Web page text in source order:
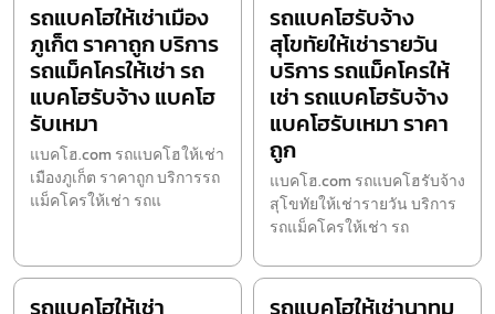
รถแบคโฮให้เช่าเมือง
ภูเก็ต ราคาถูก บริการ
รถแม็คโครให้เช่า รถ
แบคโฮรับจ้าง แบคโฮ
รับเหมา
แบคโฮ.com รถแบคโฮให้เช่า
เมืองภูเก็ต ราคาถูก บริการรถ
แม็คโครให้เช่า รถแ
รถแบคโฮรับจ้าง
สุโขทัยให้เช่ารายวัน
บริการ รถแม็คโครให้
เช่า รถแบคโฮรับจ้าง
แบคโฮรับเหมา ราคา
ถูก
แบคโฮ.com รถแบคโฮรับจ้าง
สุโขทัยให้เช่ารายวัน บริการ
รถแม็คโครให้เช่า รถ
รถแบคโฮให้เช่า
รถแบคโฮให้เช่านาทม